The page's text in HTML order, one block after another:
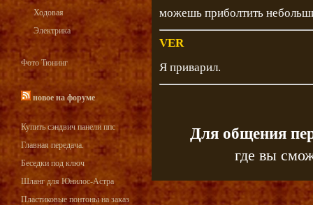
Ходовая
Электрика
Фото Тюнинг
новое на форуме
Купить сэндвич панели ппс
Главная передача.
Беседки под ключ
Шланг для Юнилос-Астра
Пластиковые понтоны на заказ
можешь приболтить
VER
Я приварил.
Для общения
где вы